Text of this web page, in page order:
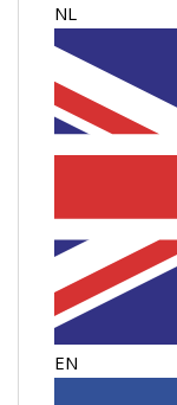
NL
EN